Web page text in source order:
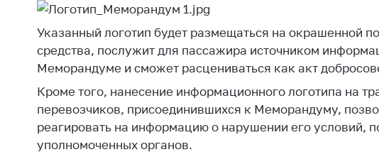
Регулирование
рекламной
деятельности
Международное
сотрудничество
Применение мер
нетарифного
регулирования
и
обсуждение
Указанный логотип будет размещаться на окрашенной
средства, послужит для пассажира источником
Меморандуме и сможет расцениваться как акт
Кроме того, нанесение информационного логотипа на
перевозчиков, присоединившихся к Меморандуму,
реагировать на информацию о нарушении его условий,
уполномоченных органов.